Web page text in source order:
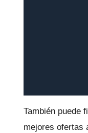
También puede
mejores ofertas